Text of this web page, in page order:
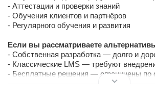
- Аттестации и проверки знаний
- Обучения клиентов и партнёров
- Регулярного обучения и развития
Если вы рассматриваете
- Собственная разработка — долго и
- Классические LMS — требуют
- Бесплатные решения — ограничены по